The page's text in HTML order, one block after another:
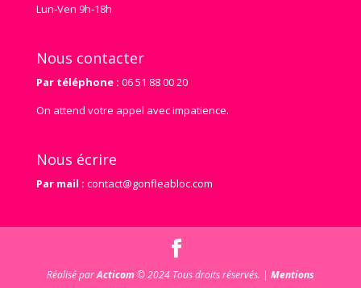
Lun‑Ven 9h‑18h
Nous contacter
Par téléphone : 06 51 88 00 20
On attend votre appel avec impatience.
Nous écrire
Par mail : contact@gonfleabloc.com
Réalisé parActicom© 2024 Tous droits réservés. | Mentions